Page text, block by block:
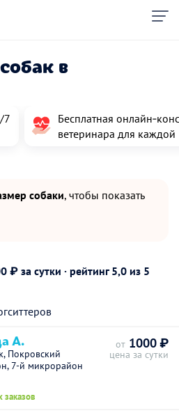
в
7
Бесплатная
ветеринара для
собаки, чтобы показать
₽ за сутки · рейтинг 5,0 из 5
А.
Покровский
7-й микрорайон
заказов
от 1000 ₽
цена за сутки